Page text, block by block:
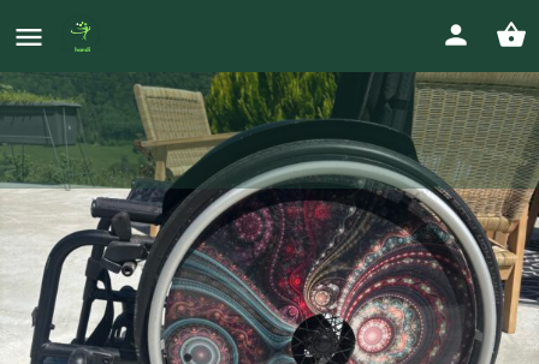
Fauteuil manuel
Prix
400 € FR +33 depaloaurelie@yahoo.fr
Votre annonce